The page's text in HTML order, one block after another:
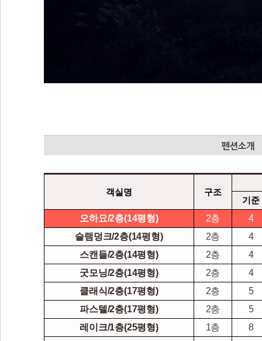
객실명 구조
기준
오하요/2층(14평형)
2층
4
슬램덩크/2층(14평형)
2층
4
스캔들/2층(14평형)
2층
4
굿모닝/2층(14평형)
2층
4
클래식/2층(17평형)
2층
5
파스텔/2층(17평형)
2층
5
레이크/1층(25평형)
1층
8